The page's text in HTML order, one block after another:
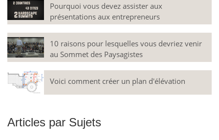
Pourquoi vous devez assister aux
présentations aux entrepreneurs
10 raisons pour lesquelles vous devriez venir
au Sommet des Paysagistes
Voici comment créer un plan d'élévation
Articles par Sujets